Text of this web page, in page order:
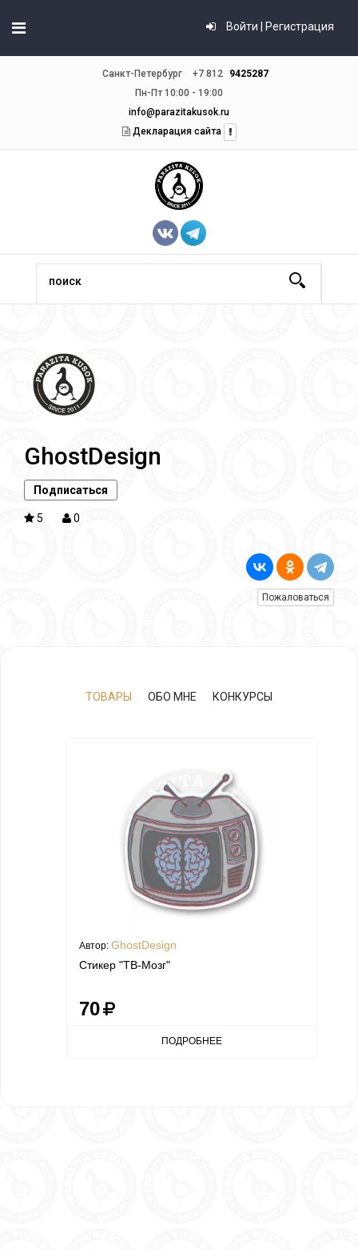
Войти | Регистрация
Санкт-Петербург +7 812
9425287
Пн-Пт 10:00 - 19:00
info@parazitakusok.ru
Декларация сайта
GhostDesign
Подписаться
5 0
Пожаловаться
ТОВАРЫ ОБО МНЕ КОНКУРСЫ
Автор: GhostDesign
Стикер "ТВ-Мозг"
70
ПОДРОБНЕЕ